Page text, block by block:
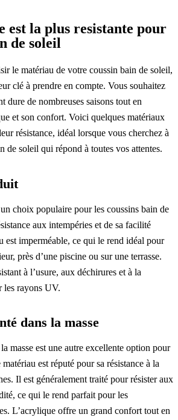
est la plus resistante pour
de soleil
le matériau de votre coussin bain de soleil,
clé à prendre en compte. Vous souhaitez
dure de nombreuses saisons tout en
et son confort. Voici quelques matériaux
résistance, idéal lorsque vous cherchez à
de soleil qui répond à toutes vos attentes.
choix populaire pour les coussins bain de
aux intempéries et de sa facilité
est imperméable, ce qui le rend idéal pour
près d’une piscine ou sur une terrasse.
à l’usure, aux déchirures et à la
les rayons UV.
dans la masse
masse est une autre excellente option pour
est réputé pour sa résistance à la
Il est généralement traité pour résister aux
ce qui le rend parfait pour les
L’acrylique offre un grand confort tout en